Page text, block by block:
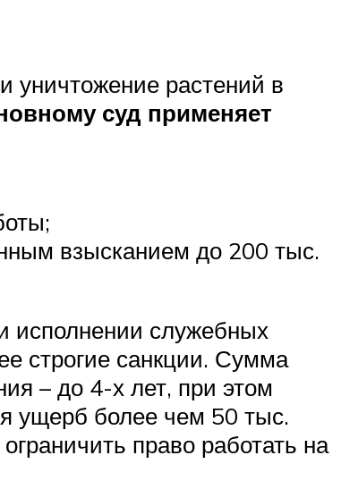
уничтожение растений в
суд применяет
взысканием до 200 тыс.
исполнении служебных
строгие санкции. Сумма
– до 4-х лет, при этом
ущерб более чем 50 тыс.
право работать на